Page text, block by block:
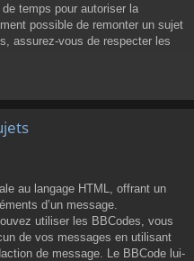
temps pour autoriser la
possible de remonter un sujet
assurez-vous de respecter les
au langage HTML, offrant un
d’un message.
utiliser les BBCodes, vous
de vos messages en utilisant
de message. Le BBCode lui-